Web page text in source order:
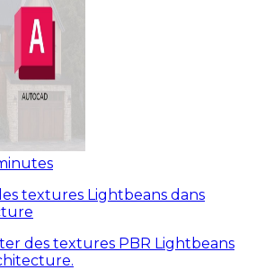
textures Lightbeans dans
des textures PBR Lightbeans